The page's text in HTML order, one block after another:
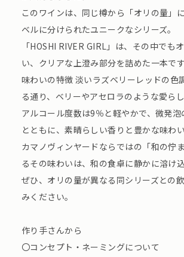
このワインは、同じ樽から「オリの量」
ベルに分けられたユニークなシリーズ。
「HOSHI RIVER GIRL」は、その中でも
い、クリアな上澄み部分を詰めた一本です
味わいの特徴 淡いラズベリーレッドの色
る通り、ベリーやアセロラのような愛ら
アルコール度数は9％と軽やかで、微発泡
とともに、素晴らしい香りと豊かな味わ
カマノヴィンヤードならではの「和の佇
るその味わいは、和の食卓に静かに溶け込
ぜひ、オリの量が異なる同シリーズとの
みください。
作り手さんから
〇コンセプト・ネーミングについて